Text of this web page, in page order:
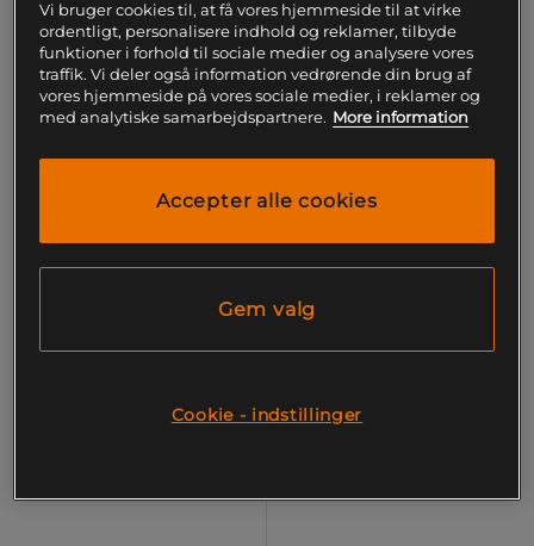
15%
Vi bruger cookies til, at få vores hjemmeside til at virke
ordentligt, personalisere indhold og reklamer, tilbyde
funktioner i forhold til sociale medier og analysere vores
traffik. Vi deler også information vedrørende din brug af
vores hjemmeside på vores sociale medier, i reklamer og
med analytiske samarbejdspartnere. More information
Accepter alle cookies
Gem valg
Cookie - indstillinger